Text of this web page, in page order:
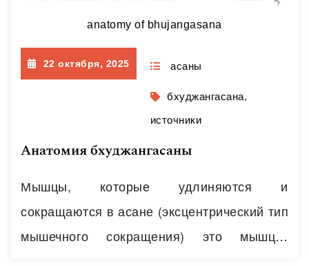
anatomy of bhujangasana
22 октября, 2025 асаны
бхуджангасана,
источники
Анатомия бхуджангасаны
Мышцы, которые удлиняются и
сокращаются в асане (эксцентрический тип
мышечного сокращения) это мышцы,